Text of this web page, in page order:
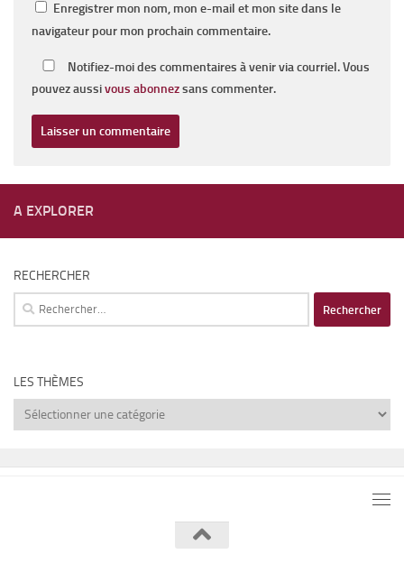
Enregistrer mon nom, mon e-mail et mon site dans le
navigateur pour mon prochain commentaire.
Notifiez-moi des commentaires à venir via courriel. Vous
pouvez aussivous abonnezsans commenter.
A EXPLORER
RECHERCHER
Rechercher :
LES THÈMES
Les
thèmes